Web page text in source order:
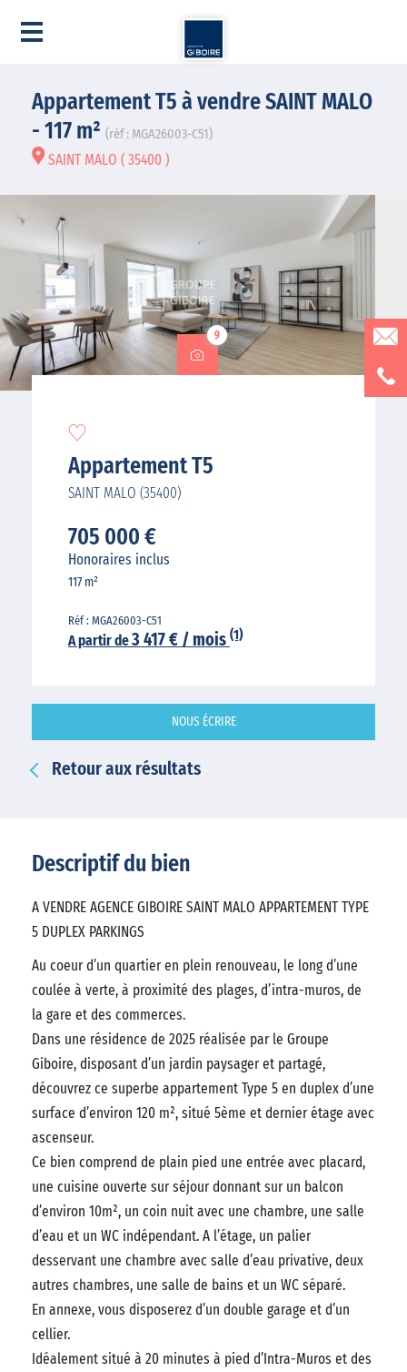
Appartement T5 à vendre SAINT MALO
- 117 m² (réf : MGA26003-C51)
SAINT MALO ( 35400 )
9
Appartement T5
SAINT MALO (35400)
705 000 €
Honoraires inclus
117 m²
Réf : MGA26003-C51
A partir de3 417 € / mois (1)
NOUS ÉCRIRE
Retour aux résultats
Descriptif du bien
A VENDRE AGENCE GIBOIRE SAINT MALO APPARTEMENT TYPE
5 DUPLEX PARKINGS
Au coeur d’un quartier en plein renouveau, le long d’une
coulée à verte, à proximité des plages, d’intra-muros, de
la gare et des commerces.
Dans une résidence de 2025 réalisée par le Groupe
Giboire, disposant d’un jardin paysager et partagé,
découvrez ce superbe appartement Type 5 en duplex d’une
surface d’environ 120 m², situé 5ème et dernier étage avec
ascenseur.
Ce bien comprend de plain pied une entrée avec placard,
une cuisine ouverte sur séjour donnant sur un balcon
d’environ 10m², un coin nuit avec une chambre, une salle
d’eau et un WC indépendant. A l’étage, un palier
desservant une chambre avec salle d’eau privative, deux
autres chambres, une salle de bains et un WC séparé.
En annexe, vous disposerez d’un double garage et d’un
cellier.
Idéalement situé à 20 minutes à pied d’Intra-Muros et des